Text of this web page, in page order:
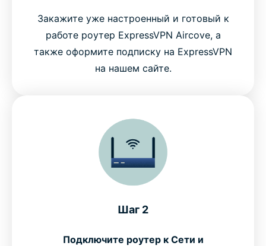
Закажите уже настроенный и готовый к
работе роутер ExpressVPN Aircove, а
также оформите подписку на ExpressVPN
на нашем сайте.
Шаг 2
Подключите роутер к Сети и